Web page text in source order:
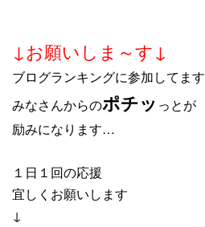
↓お願いしま～す↓
ブログランキングに参加してます
みなさんからのポチッ っとが
励みになります…
１日１回の応援
宜しくお願いします
↓